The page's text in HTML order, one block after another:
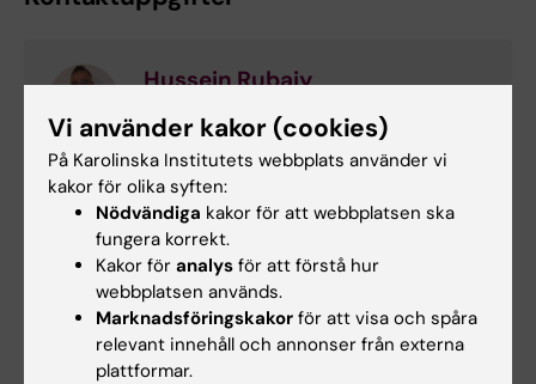
Hussein Rubaiy
Telefon:
+46852483897
E-post:
hussein.rubaiy@ki.se
Vi använder kakor (cookies)
På Karolinska Institutets webbplats använder vi
kakor för olika syften:
Nödvändiga kakor för att webbplatsen ska
fungera korrekt.
Kakor för analys för att förstå hur
webbplatsen används.
Marknadsföringskakor för att visa och spåra
relevant innehåll och annonser från externa
plattformar.